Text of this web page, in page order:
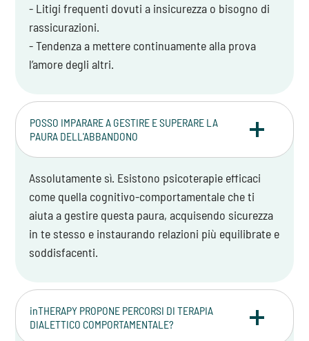
- Litigi frequenti dovuti a insicurezza o bisogno di
rassicurazioni.
- Tendenza a mettere continuamente alla prova
l’amore degli altri.
POSSO IMPARARE A GESTIRE E SUPERARE LA
PAURA DELL'ABBANDONO
Assolutamente sì. Esistono psicoterapie efficaci
come quella cognitivo-comportamentale che ti
aiuta a gestire questa paura, acquisendo sicurezza
in te stesso e instaurando relazioni più equilibrate e
soddisfacenti.
inTHERAPY PROPONE PERCORSI DI TERAPIA
DIALETTICO COMPORTAMENTALE?